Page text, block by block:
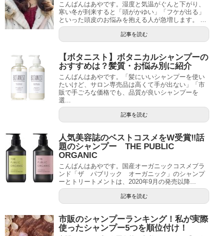
こんばんはあやです。湿度と気温がぐんと下がり、
寒い冬が到来すると「頭がかゆい」「フケが出る」
といった頭皮のお悩みを抱える人が急増します。 ...
記事を読む
【ボタニスト】ボタニカルシャンプーの
おすすめは？髪質・お悩み別に紹介
こんばんはあやです。「髪にいいシャンプーを使い
たいけど、サロン専売品は高くて手が出ない」「市
販で手ごろな価格でも、品質が良いシャンプーを
選...
記事を読む
人気美容誌のベストコスメをW受賞‼︎話
題のシャンプー THE PUBLIC
ORGANIC
こんばんはあやです。国産オーガニックコスメブラ
ンド「ザ パブリック オーガニック」のシャンプ
ーとトリートメントは、2020年9月の発売以降...
記事を読む
市販のシャンプーランキング！私が実際
使ったシャンプー5つを順位付け！